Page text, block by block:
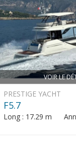
VOIR LE
PRESTIGE YACHT
F5.7
Long : 17.29 m